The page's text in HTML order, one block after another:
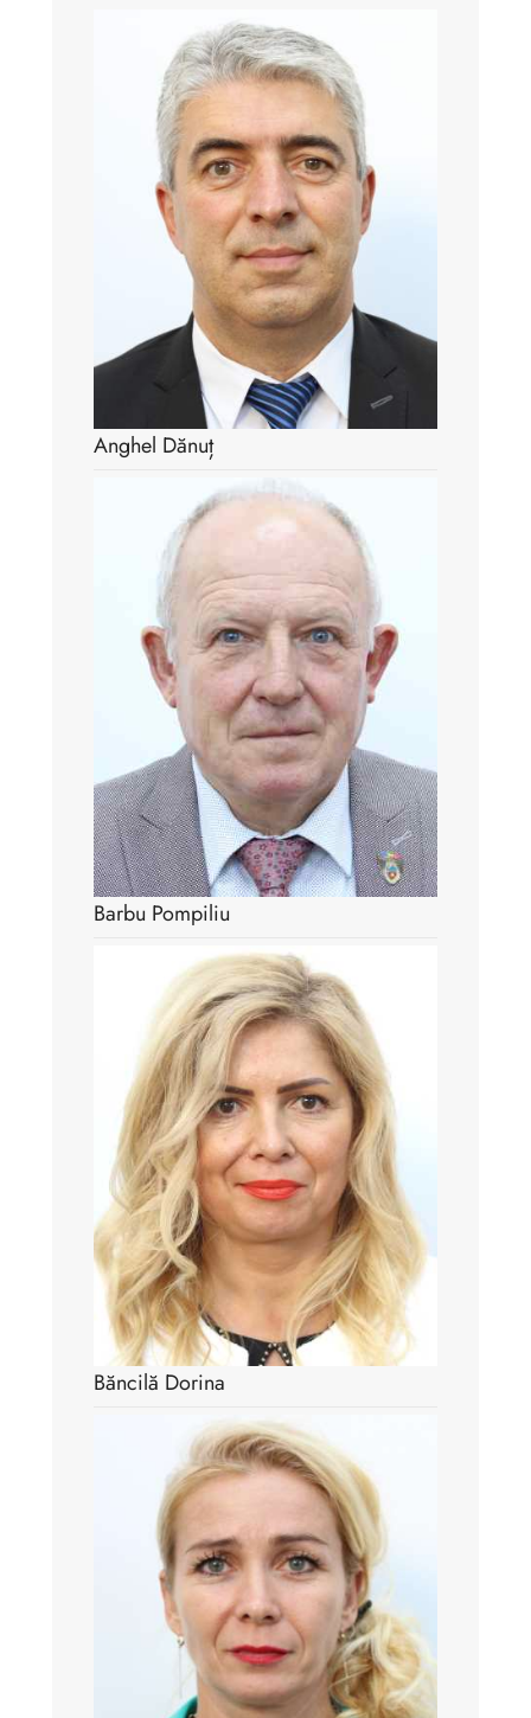
Anghel Dănuț
Barbu Pompiliu
Băncilă Dorina